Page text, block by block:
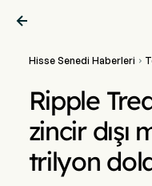

Hisse Senedi Haberleri 
Ripple
zincir
trilyon